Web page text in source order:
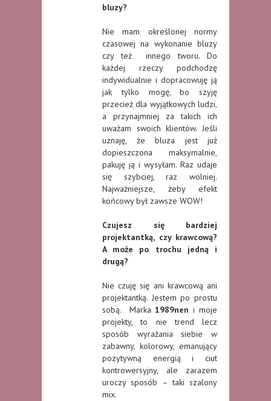
bluzy?
Nie mam określonej normy
czasowej na wykonanie bluzy
czy też innego tworu. Do
każdej rzeczy podchodzę
indywidualnie i dopracowuję ją
jak tylko mogę, bo szyję
przecież dla wyjątkowych ludzi,
a przynajmniej za takich ich
uważam swoich klientów. Jeśli
uznaję, że bluza jest już
dopieszczona maksymalnie,
pakuję ją i wysyłam. Raz udaje
się szybciej, raz wolniej.
Najważniejsze, żeby efekt
końcowy był zawsze WOW!
Czujesz się bardziej
projektantką, czy krawcową?
A może po trochu jedną i
drugą?
Nie czuję się ani krawcową ani
projektantką. Jestem po prostu
sobą. Marka1989nen i moje
projekty, to nie trend lecz
sposób wyrażania siebie w
zabawny, kolorowy, emanujący
pozytywną energią i ciut
kontrowersyjny, ale zarazem
uroczy sposób – taki szalony
mix.